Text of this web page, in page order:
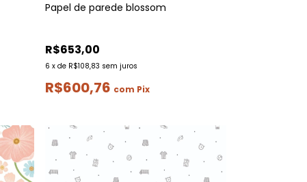
Papel de parede blossom
R$653,00
6 x de R$108,83 sem juros
R$600,76 com Pix